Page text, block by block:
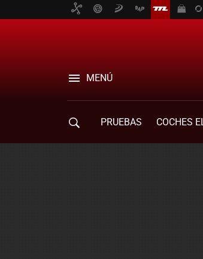
MENÚ
PRUEBAS COCHES